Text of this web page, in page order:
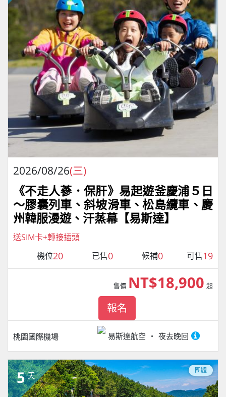
2026/08/26(三)
《不走人蔘．保肝》易起遊釜慶浦５日
～膠囊列車、斜坡滑車、松島纜車、慶
州韓服漫遊、汗蒸幕【易斯達】
送SIM卡+轉接插頭
機位20 已售0 候補0 可售19
桃園國際機場 易斯達航空 夜去晚回
售價 NT$18,900 起
報名
5 天
團體